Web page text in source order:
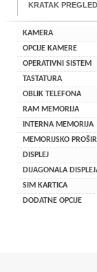
KRATAK PREGLED
KAMERA
OPCIJE KAMERE
OPERATIVNI SISTEM
TASTATURA
OBLIK TELEFONA
RAM MEMORIJA
INTERNA MEMORIJA
MEMORIJSKO
DISPLEJ
DIJAGONALA
SIM KARTICA
DODATNE OPCIJE